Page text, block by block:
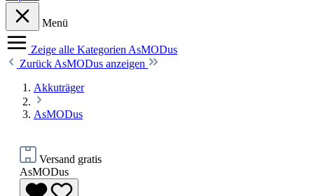
Menü
Zeige alle Kategorien AsMODus
Zurück AsMODus anzeigen
Akkuträger
AsMODus
Versand gratis
AsMODus